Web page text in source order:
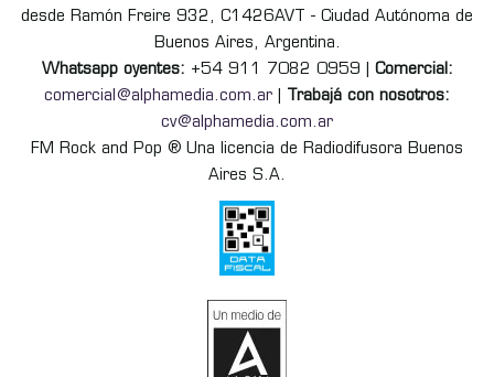
desde Ramón Freire 932, C1426AVT - Ciudad Autónoma de
Buenos Aires, Argentina.
Whatsapp oyentes: +54 911 7082 0959 | Comercial:
comercial@alphamedia.com.ar
Trabajá con nosotros:
cv@alphamedia.com.ar
FM Rock and Pop ® Una licencia de Radiodifusora Buenos
Aires S.A.